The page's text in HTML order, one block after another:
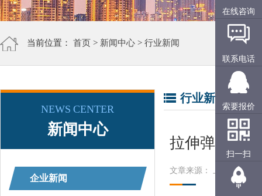
当前位置： 首页 > 新闻中心 > 行业新闻
NEWS CENTER
新闻中心
企业新闻
行业新闻
拉伸弹簧长
文章来源： 上精工
在线咨询
联系电话
索要报价
扫一扫